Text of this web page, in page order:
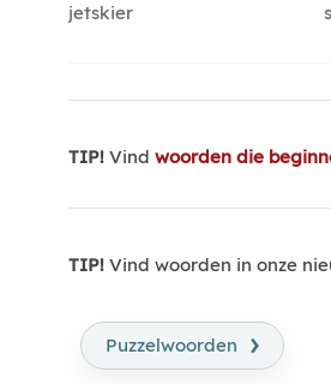
jetskier
TIP! Vind woorden die
TIP! Vind woorden in onze
Puzzelwoorden ›